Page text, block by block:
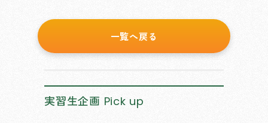
一覧へ戻る
実習生企画 Pick up